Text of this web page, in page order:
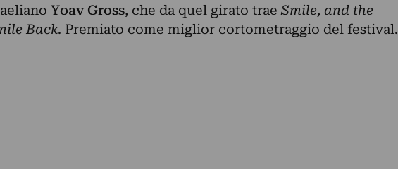
Yoav Gross, che da quel girato traeSmile, and the
Back. Premiato come miglior cortometraggio del festival.